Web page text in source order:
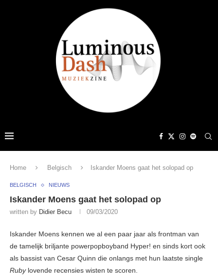
Home Belgisch Iskander Moens gaat het solopad op
BELGISCH NIEUWS
Iskander Moens gaat het solopad op
written by Didier Becu 09/03/2020
Iskander Moens kennen we al een paar jaar als frontman van
de tamelijk briljante powerpopboyband Hyper! en sinds kort ook
als bassist van Cesar Quinn die onlangs met hun laatste single
Rubylovende recensies wisten te scoren.